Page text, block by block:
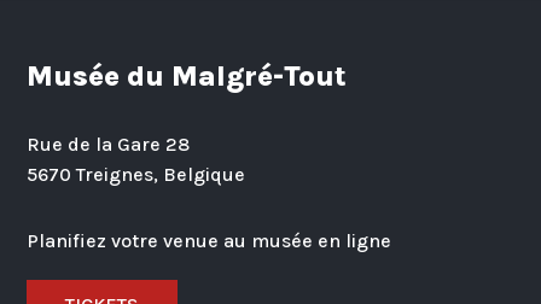
Musée du Malgré-Tout
Rue de la Gare 28
5670 Treignes, Belgique
Planifiez votre venue au musée en ligne